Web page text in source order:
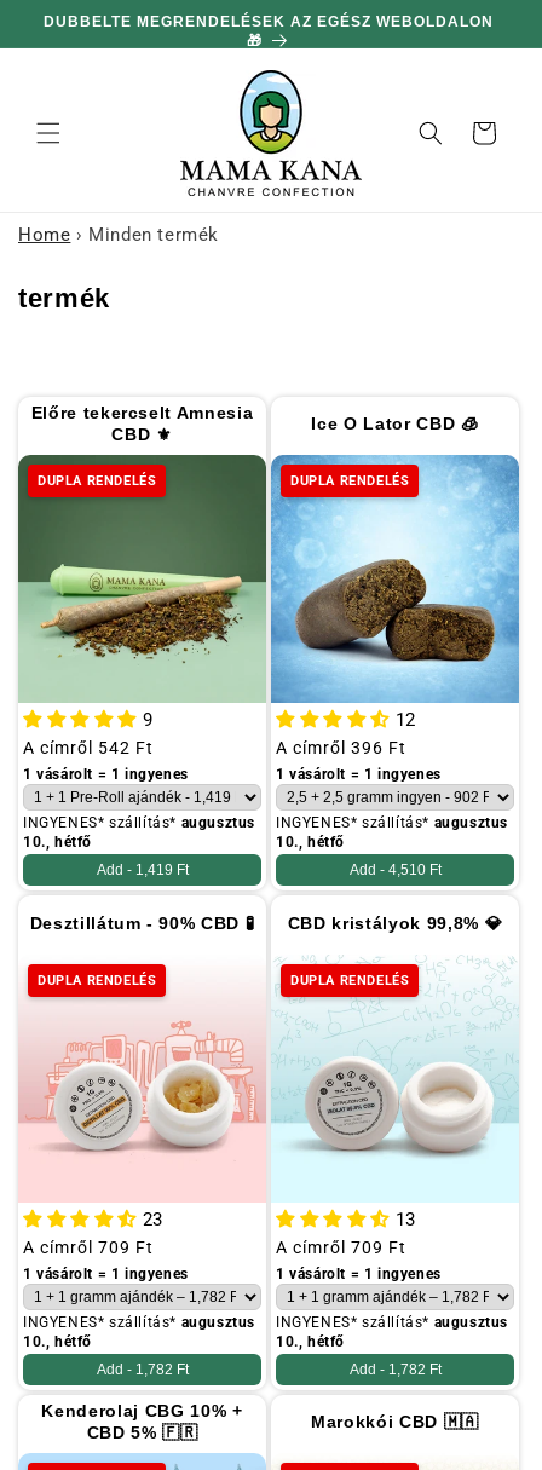
hagyni és
DUBBELTE MEGRENDELÉSEK AZ EGÉSZ WEBOLDALON
🎁
Kosár
Home › Minden termék
K
k
c
n
d
e
n
termék
Előre tekercselt Amnesia
CBD ⚜
DUPLA RENDELÉS
9
Szokásos
ár
A címről 542 Ft
1 vásárolt = 1 ingyenes
INGYENES* szállítás* augusztus
10., hétfő
Add - 1,419 Ft
Ice O Lator CBD 🧊
DUPLA RENDELÉS
12
Szokásos
ár
A címről 396 Ft
1 vásárolt = 1 ingyenes
INGYENES* szállítás* augusztus
10., hétfő
Add - 4,510 Ft
Desztillátum - 90% CBD 🧪
DUPLA RENDELÉS
23
Szokásos
ár
A címről 709 Ft
1 vásárolt = 1 ingyenes
INGYENES* szállítás* augusztus
10., hétfő
Add - 1,782 Ft
CBD kristályok 99,8% 💎
DUPLA RENDELÉS
13
Szokásos
ár
A címről 709 Ft
1 vásárolt = 1 ingyenes
INGYENES* szállítás* augusztus
10., hétfő
Add - 1,782 Ft
Kenderolaj CBG 10% +
CBD 5% 🇫🇷
Marokkói CBD 🇲🇦